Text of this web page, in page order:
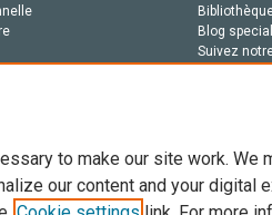
Blog special
Suivez
to make our site work. We
our content and your digital